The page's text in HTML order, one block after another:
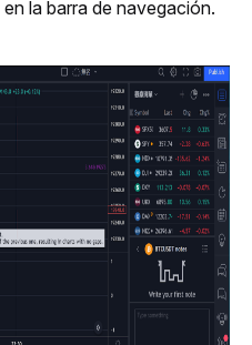
en la barra de navegación.